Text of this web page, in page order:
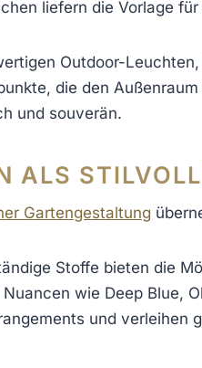
liefern die Vorlage
Outdoor-
die den
und souverän.
ALS
Gartengestaltung
Stoffe bieten die
wie Deep Blue,
und verleihen